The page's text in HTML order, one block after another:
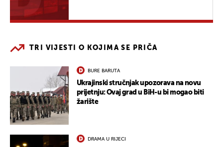
TRI VIJESTI O KOJIMA SE PRIČA
BURE BARUTA
Ukrajinski stručnjak upozorava na novu
prijetnju: Ovaj grad u BiH-u bi mogao biti
žarište
DRAMA U RIJECI